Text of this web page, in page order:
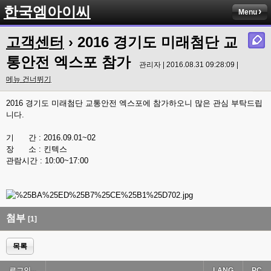
한국엠아이씨 Menu
고객센터 › 2016 경기도 미래첨단 교
통안전 엑스포 참가
관리자 | 2016.08.31 09:28:09 |
메뉴 건너뛰기
2016 경기도 미래첨단 교통안전 엑스포에 참가하오니 많은 관심 부탁드립
니다.
기 간 : 2016.09.01~02
장 소 : 킨텍스
관람시간 : 10:00~17:00
첨부 [1]
목록